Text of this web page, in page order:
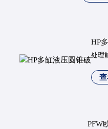
HP
处理
PFW